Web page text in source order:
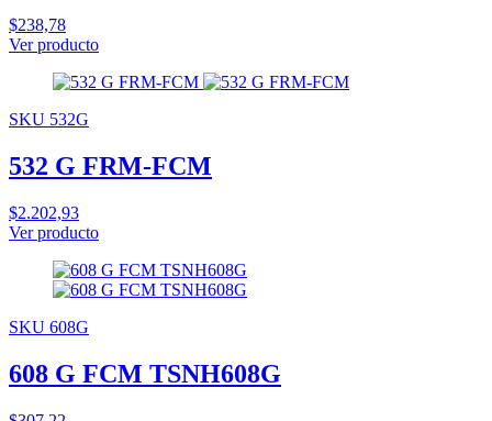
$238,78
Ver producto
SKU 532G
532 G FRM-FCM
$2.202,93
Ver producto
SKU 608G
608 G FCM TSNH608G